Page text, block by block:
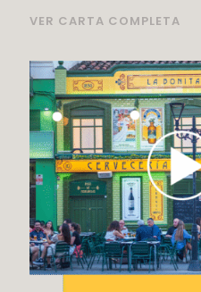
VER CARTA COMPLETA